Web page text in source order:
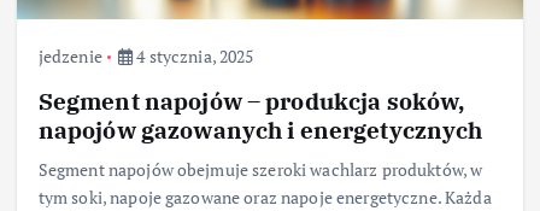
jedzenie 4 stycznia, 2025
Segment napojów – produkcja soków,
napojów gazowanych i energetycznych
Segment napojów obejmuje szeroki wachlarz produktów, w
tym soki, napoje gazowane oraz napoje energetyczne. Każda